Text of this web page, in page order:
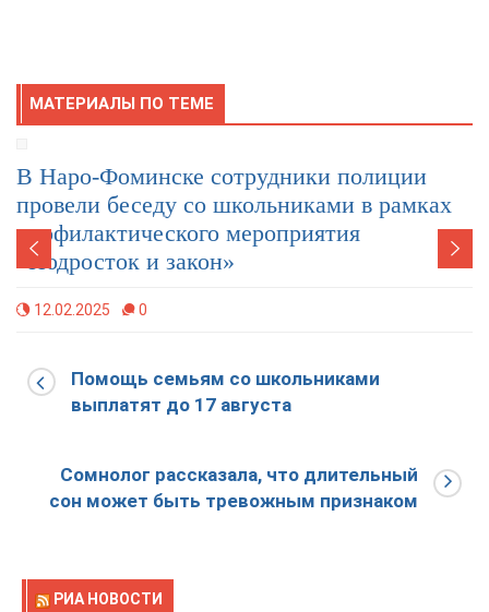
МАТЕРИАЛЫ ПО ТЕМЕ
В Наро-Фоминске сотрудники полиции
провели беседу со школьниками в рамках
профилактического мероприятия
«Подросток и закон»
12.02.2025 0
Помощь семьям со школьниками
выплатят до 17 августа
Сомнолог рассказала, что длительный
сон может быть тревожным признаком
РИА НОВОСТИ